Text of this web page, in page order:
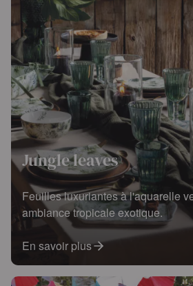
Jungle leaves
Feuilles luxuriantes à l'aquarelle
ambiance tropicale exotique.
En savoir plus